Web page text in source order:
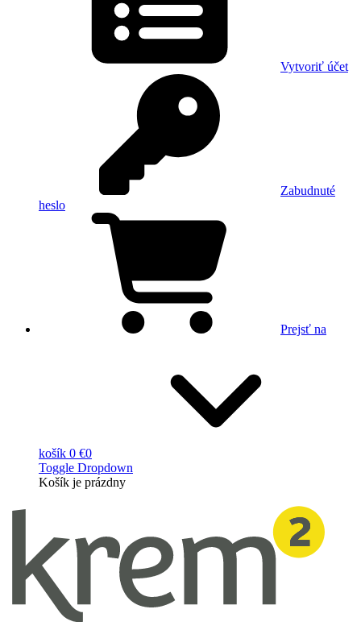
Vytvoriť účet
Zabudnuté
heslo
Prejsť na
košík 0 €0
Toggle Dropdown
Košík je prázdny